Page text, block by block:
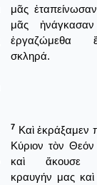
μᾶς
μᾶς
ἐργαζώμεθα
σκληρά.
7 Καὶ ἐκράξαμεν
Κύριον τὸν
καὶ ἄκουσε
κραυγήν μας καὶ